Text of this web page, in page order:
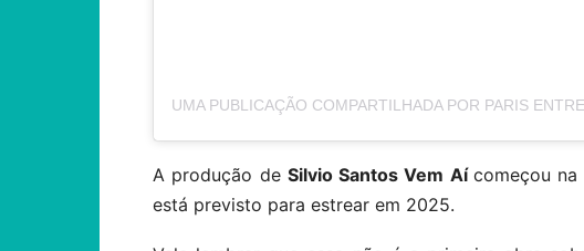
A produção de Silvio Santos Vem Aí começou na
está previsto para estrear em 2025.